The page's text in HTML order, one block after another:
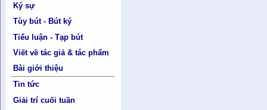
Ký sự
Tùy bút - Bút ký
Tiểu luận - Tạp bút
Viết về tác giả & tác phẩm
Bài giới thiệu
Tin tức
Giải trí cuối tuần